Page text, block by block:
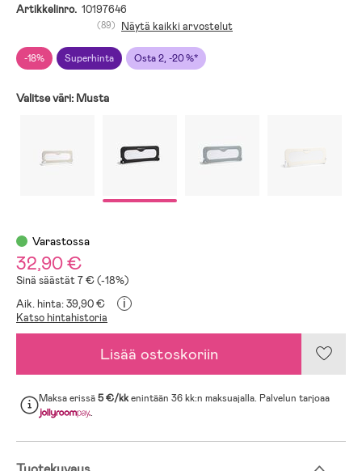
Artikkelinro. 10197646
-18% Superhinta Osta 2, -20 %*
(89) Näytä kaikki arvostelut
Valitse väri: Musta
Varastossa
32,90 €
Sinä säästät 7 € (-18%)
Aik. hinta: 39,90 €
i
Katso hintahistoria
Lisää ostoskoriin
Maksa erissä5 €/kkenintään 36 kk:n maksuajalla. Palvelun tarjoaa
.